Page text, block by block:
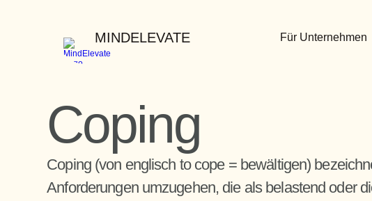
MINDELEVATE Für Unternehmen
Coping
Coping (von englisch to cope = bewältigen)
Anforderungen umzugehen, die als belastend oder